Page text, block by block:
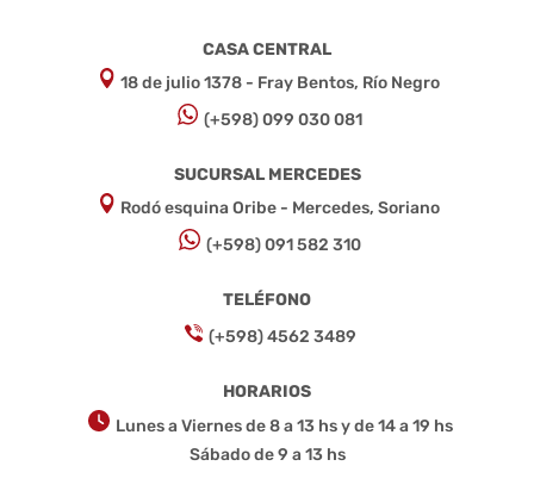
CASA CENTRAL
18 de julio 1378 - Fray Bentos, Río Negro
(+598) 099 030 081
SUCURSAL MERCEDES
Rodó esquina Oribe - Mercedes, Soriano
(+598) 091 582 310
TELÉFONO
(+598) 4562 3489
HORARIOS
Lunes a Viernes de 8 a 13 hs y de 14 a 19 hs
Sábado de 9 a 13 hs